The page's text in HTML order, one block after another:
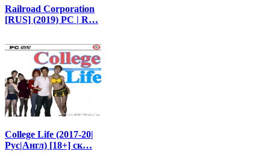
Railroad Corporation
[RUS] (2019) PC | R…
College Life (2017-20|
Рус|Англ) [18+] ск…